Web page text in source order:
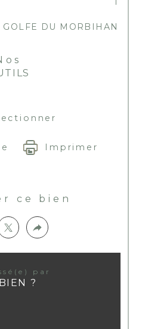
GOLFE DU MORBIHAN
Nos
Imprimer
ce bien
par
?